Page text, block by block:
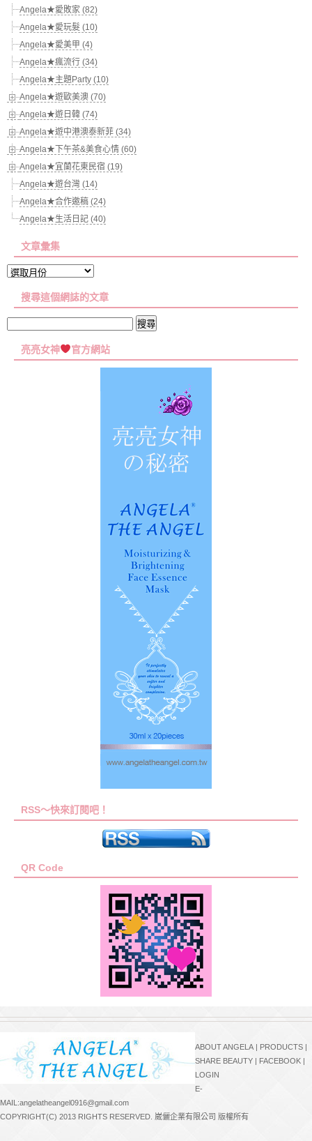
Angela★愛敗家 (82)
Angela★愛玩髮 (10)
Angela★愛美甲 (4)
Angela★瘋流行 (34)
Angela★主題Party (10)
Angela★遊歐美澳 (70)
Angela★遊日韓 (74)
Angela★遊中港澳泰新菲 (34)
Angela★下午茶&美食心情 (60)
Angela★宜蘭花東民宿 (19)
Angela★遊台灣 (14)
Angela★合作邀稿 (24)
Angela★生活日記 (40)
文章彙集
文
彙
搜尋這個網誌的文章
關
亮亮女神 官方網站
RSS～快來訂閱吧！
QR Code
ABOUT ANGELA | PRODUCTS |
SHARE BEAUTY | FACEBOOK |
LOGIN
E-
MAIL:angelatheangel0916@gmail.com
COPYRIGHT(C) 2013 RIGHTS RESERVED. 崴儷企業有限公司 版權所有